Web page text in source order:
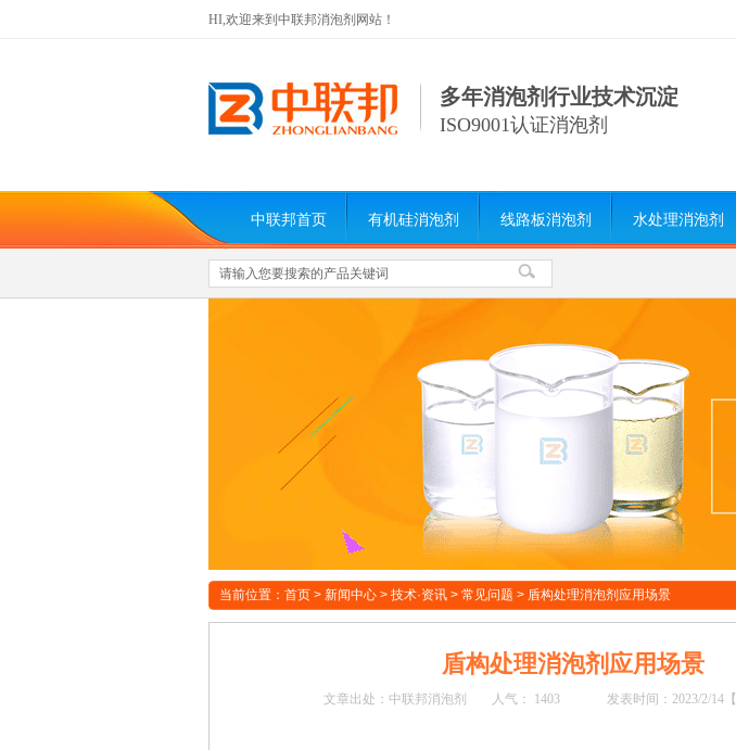
HI,欢迎来到中联邦消泡剂网站！
多年消泡剂行业技术沉淀
ISO9001认证消泡剂
中联邦首页 有机硅消泡剂 线路板消泡剂 水处理消泡剂
当前位置： 首页 > 新闻中心 > 技术·资讯 > 常见问题 > 盾构处理消泡剂应用场景
盾构处理消泡剂应用场景
文章出处：中联邦消泡剂 人气： 1403 发表时间：2023/2/14【